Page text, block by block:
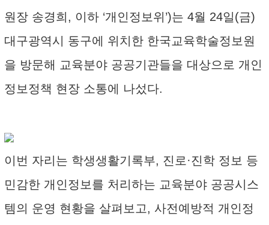
원장 송경희, 이하 ‘개인정보위’)는 4월 24일(금)
대구광역시 동구에 위치한 한국교육학술정보원
을 방문해 교육분야 공공기관들을 대상으로 개인
정보정책 현장 소통에 나섰다.
이번 자리는 학생생활기록부, 진로·진학 정보 등
민감한 개인정보를 처리하는 교육분야 공공시스
템의 운영 현황을 살펴보고, 사전예방적 개인정